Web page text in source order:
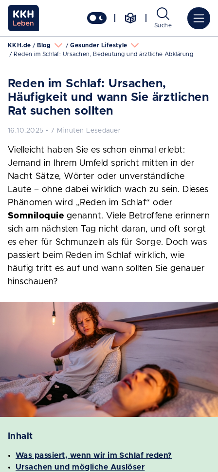
Suche
KKH.de Blog
Gesunder Lifestyle
Reden im Schlaf: Ursachen, Bedeutung und ärztliche Abklärung
Reden im Schlaf: Ursachen,
Häufigkeit und wann Sie ärztlichen
Rat suchen sollten
16.10.2025 • 7 Minuten Lesedauer
Vielleicht haben Sie es schon einmal erlebt:
Jemand in Ihrem Umfeld spricht mitten in der
Nacht Sätze, Wörter oder unverständliche
Laute – ohne dabei wirklich wach zu sein. Dieses
Phänomen wird „Reden im Schlaf“ oder
Somniloquie genannt. Viele Betroffene erinnern
sich am nächsten Tag nicht daran, und oft sorgt
es eher für Schmunzeln als für Sorge. Doch was
passiert beim Reden im Schlaf wirklich, wie
häufig tritt es auf und wann sollten Sie genauer
hinschauen?
Inhalt
Was passiert, wenn wir im Schlaf reden?
Ursachen und mögliche Auslöser